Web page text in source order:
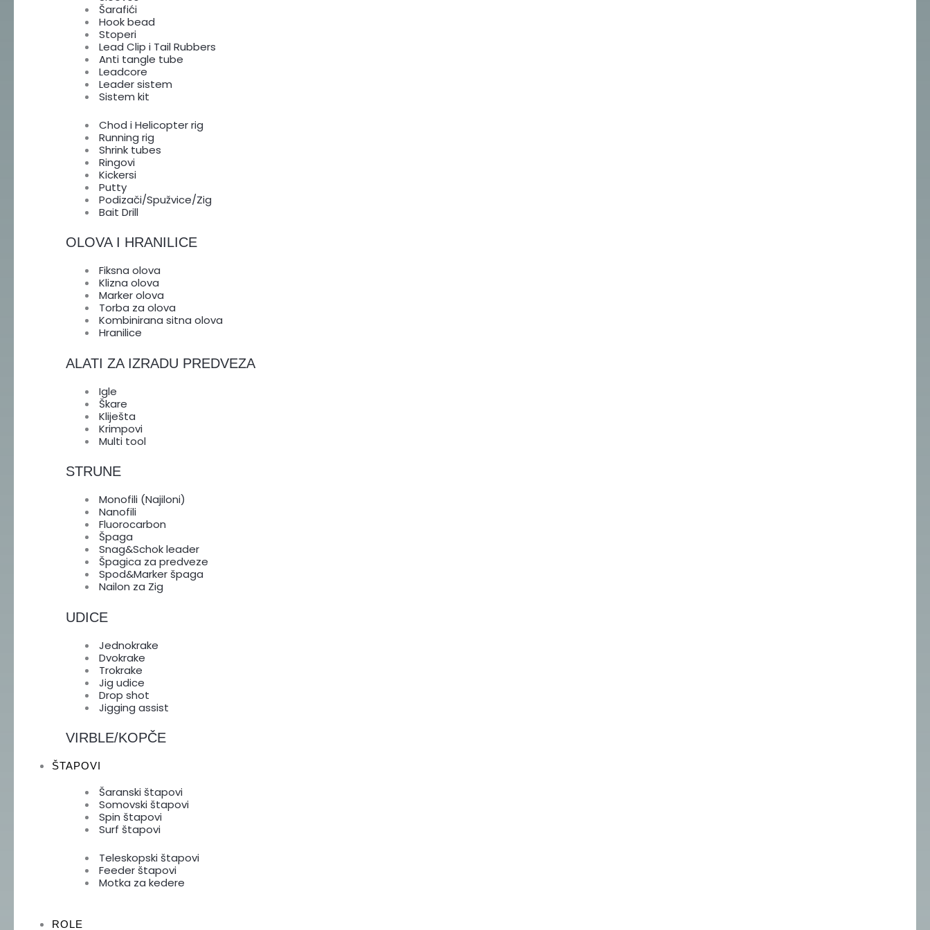
Šarafići
Hook bead
Stoperi
Lead Clip i Tail Rubbers
Anti tangle tube
Leadcore
Leader sistem
Sistem kit
Chod i Helicopter rig
Running rig
Shrink tubes
Ringovi
Kickersi
Putty
Podizači/Spužvice/Zig
Bait Drill
OLOVA I HRANILICE
Fiksna olova
Klizna olova
Marker olova
Torba za olova
Kombinirana sitna olova
Hranilice
ALATI ZA IZRADU PREDVEZA
Igle
Škare
Kliješta
Krimpovi
Multi tool
STRUNE
Monofili (Najiloni)
Nanofili
Fluorocarbon
Špaga
Snag&Schok leader
Špagica za predveze
Spod&Marker špaga
Nailon za Zig
UDICE
Jednokrake
Dvokrake
Trokrake
Jig udice
Drop shot
Jigging assist
VIRBLE/KOPČE
ŠTAPOVI
Šaranski štapovi
Somovski štapovi
Spin štapovi
Surf štapovi
Teleskopski štapovi
Feeder štapovi
Motka za kedere
ROLE